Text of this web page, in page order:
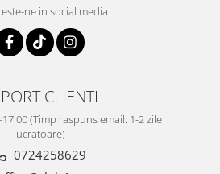
ne in social media
CLIENTI
(Timp raspuns email: 1-2 zile
lucratoare)
0724258629